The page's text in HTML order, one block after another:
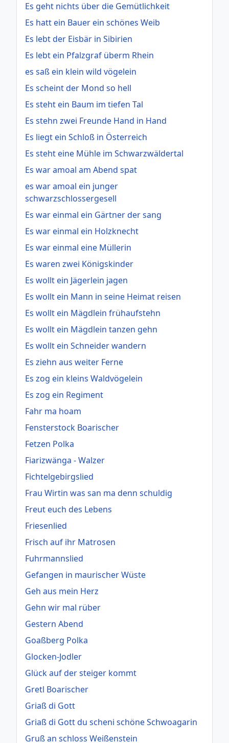
Es geht nichts über die Gemütlichkeit
Es hatt ein Bauer ein schönes Weib
Es lebt der Eisbär in Sibirien
Es lebt ein Pfalzgraf überm Rhein
es saß ein klein wild vögelein
Es scheint der Mond so hell
Es steht ein Baum im tiefen Tal
Es stehn zwei Freunde Hand in Hand
Es liegt ein Schloß in Österreich
Es steht eine Mühle im Schwarzwäldertal
Es war amoal am Abend spat
es war amoal ein junger
schwarzschlossergesell
Es war einmal ein Gärtner der sang
Es war einmal ein Holzknecht
Es war einmal eine Müllerin
Es waren zwei Königskinder
Es wollt ein Jägerlein jagen
Es wollt ein Mann in seine Heimat reisen
Es wollt ein Mägdlein frühaufstehn
Es wollt ein Mägdlein tanzen gehn
Es wollt ein Schneider wandern
Es ziehn aus weiter Ferne
Es zog ein kleins Waldvögelein
Es zog ein Regiment
Fahr ma hoam
Fensterstock Boarischer
Fetzen Polka
Fiarizwänga - Walzer
Fichtelgebirgslied
Frau Wirtin was san ma denn schuldig
Freut euch des Lebens
Friesenlied
Frisch auf ihr Matrosen
Fuhrmannslied
Gefangen in maurischer Wüste
Geh aus mein Herz
Gehn wir mal rüber
Gestern Abend
Goaßberg Polka
Glocken-Jodler
Glück auf der steiger kommt
Gretl Boarischer
Griaß di Gott
Griaß di Gott du scheni schöne Schwoagarin
Gruß an schloss Weißenstein